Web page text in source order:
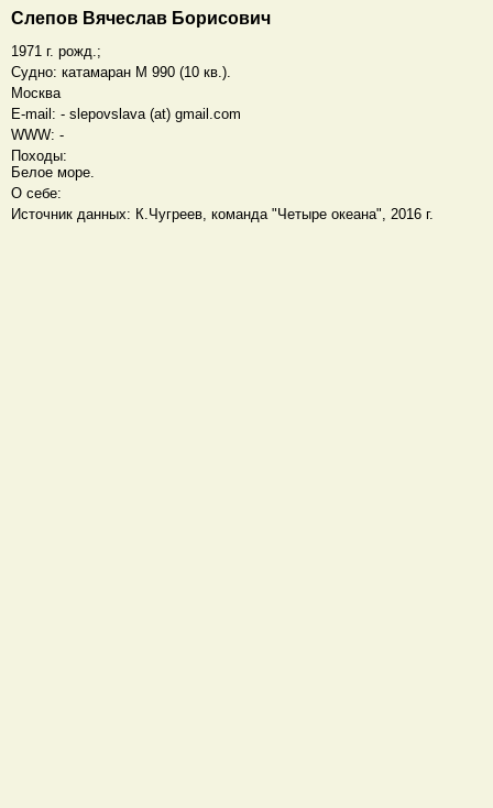
Слепов Вячеслав Борисович
1971 г. рожд.;
Судно: катамаран M 990 (10 кв.).
Москва
E-mail: - slepovslava (at) gmail.com
WWW: -
Походы:
Белое море.
О себе:
Источник данных: К.Чугреев, команда "Четыре океана", 2016 г.